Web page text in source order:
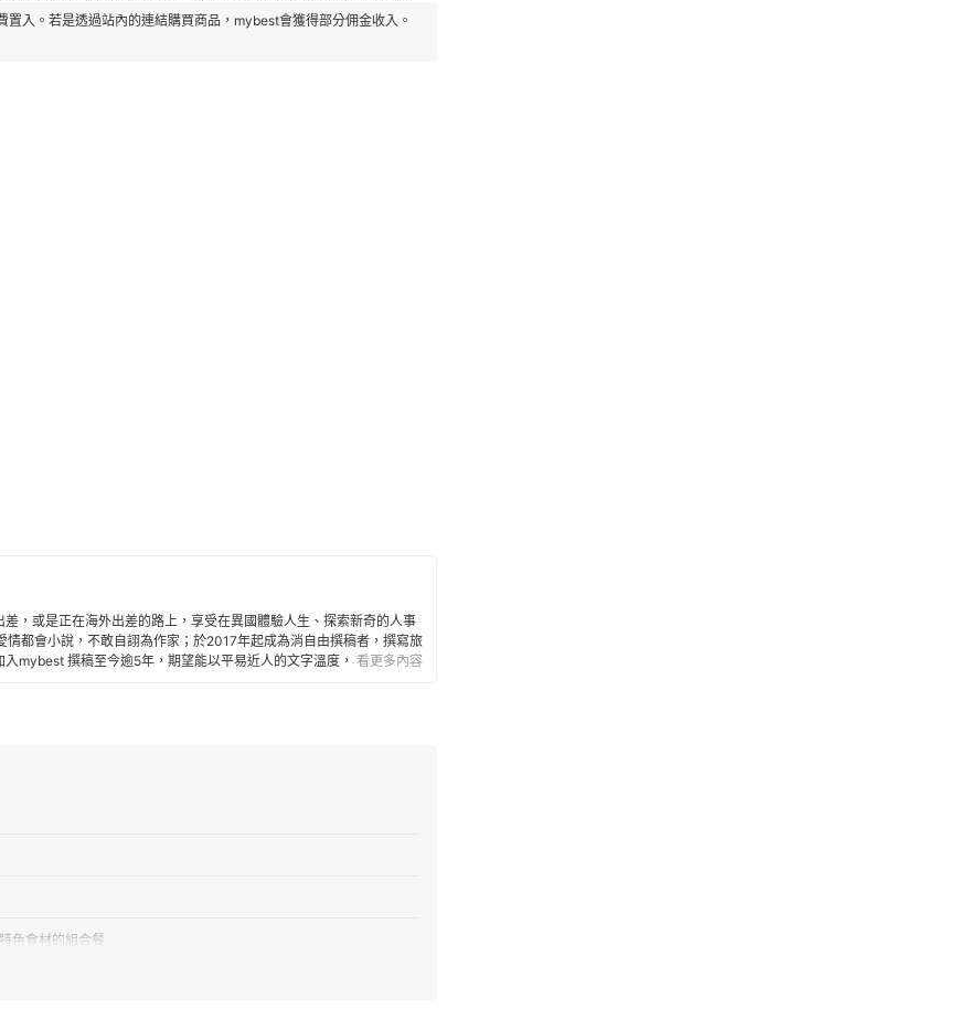
入。若是透過站內的連結購買商品，mybest會獲得部分佣金收入。
，或是正在海外出差的路上，享受在異國體驗人生、探索新奇的人事
都會小說，不敢自詡為作家；於2017年起成為消自由撰稿者，撰寫旅
mybest 撰稿至今逾5年，期望能以平易近人的文字溫度，為喜歡閱讀
看更多內容
色食材的組合餐